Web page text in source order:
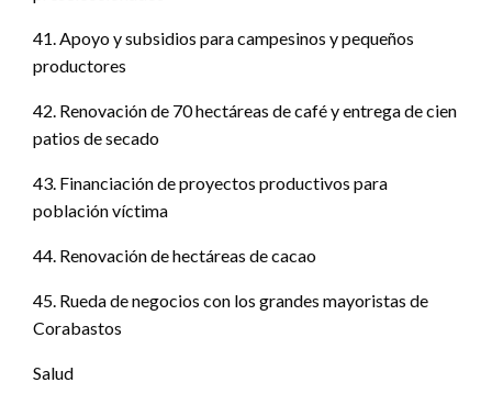
41. Apoyo y subsidios para campesinos y pequeños
productores
42. Renovación de 70 hectáreas de café y entrega de cien
patios de secado
43. Financiación de proyectos productivos para
población víctima
44. Renovación de hectáreas de cacao
45. Rueda de negocios con los grandes mayoristas de
Corabastos
Salud